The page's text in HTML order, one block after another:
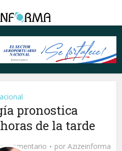
pronostica
de la tarde
comentario por Azizeinforma